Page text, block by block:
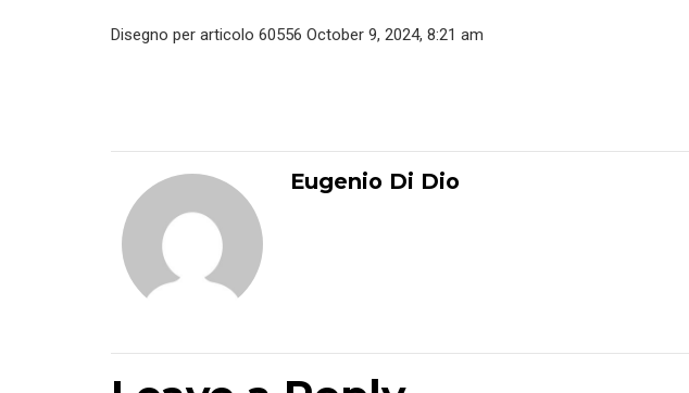
Disegno per articolo 60556 October 9, 2024, 8:21 am
Eugenio Di Dio